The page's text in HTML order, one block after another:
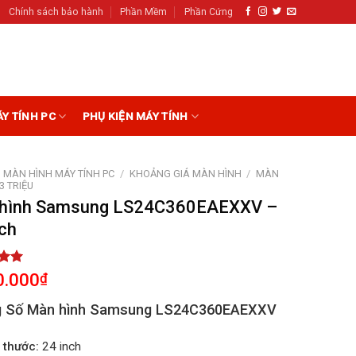
Chính sách bảo hành Phần Mềm Phần Cứng
TÍNH PC PHỤ KIỆN MÁY TÍNH
MÀN HÌNH MÁY TÍNH PC / KHOẢNG GIÁ MÀN HÌNH / MÀN
TRIỆU
Samsung LS24C360EAEXXV –
₫
Số Màn hình Samsung LS24C360EAEXXV
thước: 24 inch